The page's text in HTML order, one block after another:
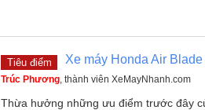
Tiêu điểm Xe máy Honda Air
Trúc Phương, thành viên XeMayNhanh.com
Thừa hưởng những ưu điểm trước đây